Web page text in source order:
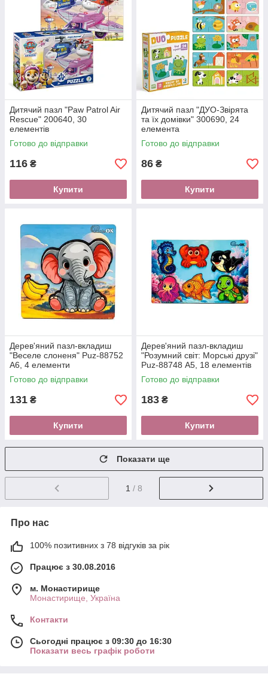
Дитячий пазл "Paw Patrol Air
Rescue" 200640, 30
елементів
Готово до відправки
116 ₴
Купити
Дитячий пазл "ДУО-Звірята
та їх домівки" 300690, 24
елемента
Готово до відправки
86 ₴
Купити
Дерев'яний пазл-вкладиш
"Веселе слоненя" Puz-88752
А6, 4 елементи
Готово до відправки
131 ₴
Купити
Дерев'яний пазл-вкладиш
"Розумний світ: Морські друзі"
Puz-88748 А5, 18 елементів
Готово до відправки
183 ₴
Купити
Показати ще
1 / 8
Про нас
100% позитивних з 78 відгуків за рік
Працює з 30.08.2016
м. Монастирище
Монастирище, Україна
Контакти
Сьогодні працює з 09:30 до 16:30
Показати весь графік роботи